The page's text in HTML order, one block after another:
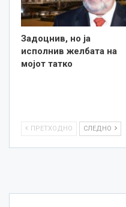
Задоцнив, но ја
исполнив желбата на
мојот татко
ПРЕТХОДНО СЛЕДНО